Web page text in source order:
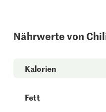
Nährwerte von
Kalorien
Fett